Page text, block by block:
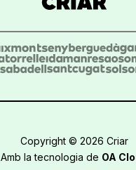
Copyright © 2026 Criar
Amb la tecnologia de OA